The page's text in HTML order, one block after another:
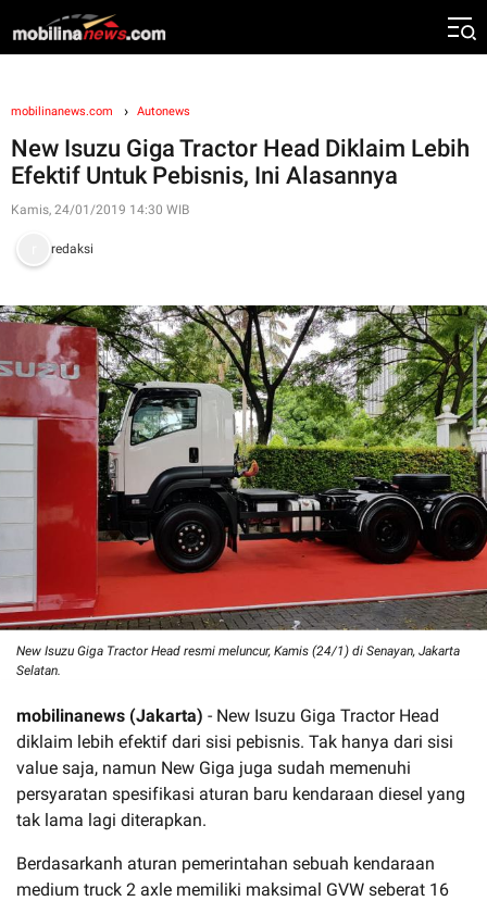
mobilinanews.com Autonews
New Isuzu Giga Tractor Head Diklaim Lebih
Efektif Untuk Pebisnis, Ini Alasannya
Kamis, 24/01/2019 14:30 WIB
redaksi
New Isuzu Giga Tractor Head resmi meluncur, Kamis (24/1) di Senayan, Jakarta
Selatan.
mobilinanews (Jakarta) - New Isuzu Giga Tractor Head
diklaim lebih efektif dari sisi pebisnis. Tak hanya dari sisi
value saja, namun New Giga juga sudah memenuhi
persyaratan spesifikasi aturan baru kendaraan diesel yang
tak lama lagi diterapkan.
Berdasarkanh aturan pemerintahan sebuah kendaraan
medium truck 2 axle memiliki maksimal GVW seberat 16